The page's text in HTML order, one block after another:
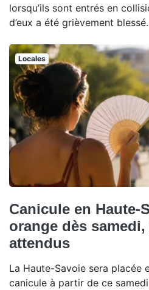
lorsqu’ils sont entrés en
d’eux a été grièvement blessé.
Locales
Canicule en Haute-
orange dès samedi,
attendus
La Haute-Savoie sera placée
canicule à partir de ce